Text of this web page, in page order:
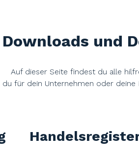
Downloads und
Auf dieser Seite findest du alle
du für dein Unternehmen oder deine